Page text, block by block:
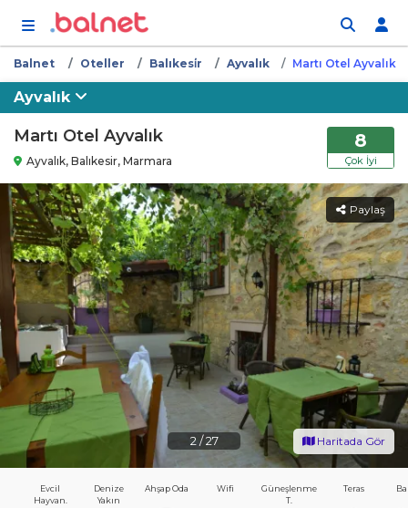
Balnet Oteller Balıkesi̇r Ayvalık Martı Otel Ayvalık
Ayvalık
Martı Otel Ayvalık
Ayvalık, Balıkesir, Marmara
8
Çok İyi
2 /27
Paylaş
Haritada Gör
Evcil
Hayvan.
Denize
Yakın
Ahşap Oda Wifi
Güneşlenme
T.
Teras